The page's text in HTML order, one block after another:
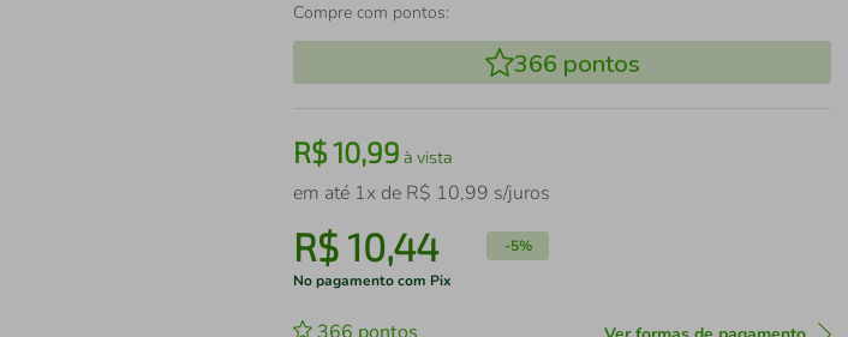
Compre com pontos:
366 pontos
R$10,99 à vista
em até 1x de R$ 10,99 s/juros
R$10,44 -5%
No pagamento com Pix